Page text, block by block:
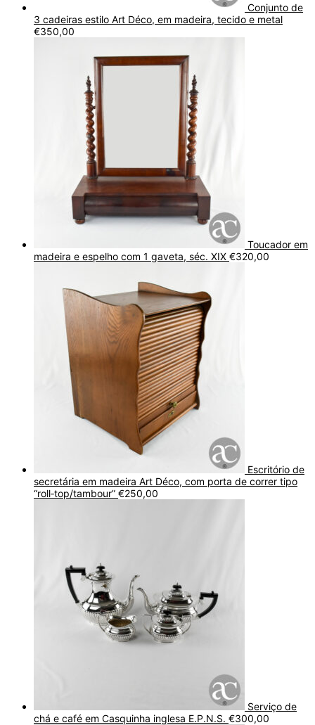
Conjunto de
3 cadeiras estilo Art Déco, em madeira, tecido e metal
€350,00
Toucador em
madeira e espelho com 1 gaveta, séc. XIX €320,00
Escritório de
secretária em madeira Art Déco, com porta de correr tipo
“roll‑top/tambour” €250,00
Serviço de
chá e café em Casquinha inglesa E.P.N.S. €300,00